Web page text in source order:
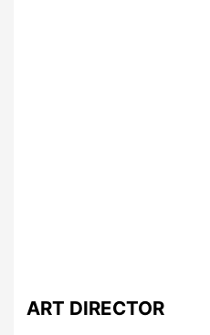
ART DIRECTOR